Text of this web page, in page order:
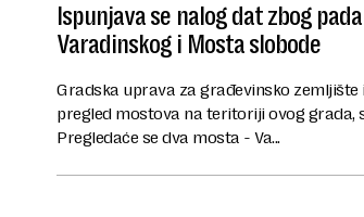
Ispunjava se nalog dat zbog
Varadinskog i Mosta slobode
Gradska uprava za građevinsko
pregled mostova na teritoriji ovog grada,
Pregledaće se dva mosta - Va...